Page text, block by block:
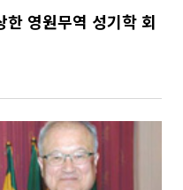
영원무역 성기학 회